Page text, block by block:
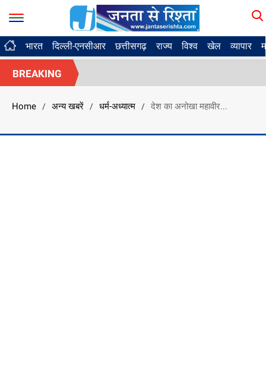
भारत दिल्ली-एनसीआर छत्तीसगढ़ राज्य विश्व खेल व्यापार
BREAKING
Home / अन्य खबरें / धर्म-अध्यात्म / देश का अनोखा महावीर...